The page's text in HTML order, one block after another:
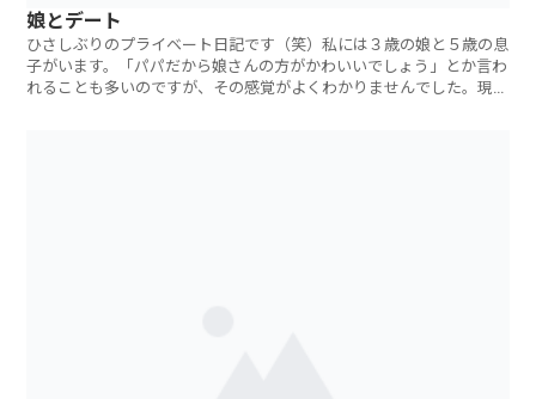
娘とデート
ひさしぶりのプライベート日記です（笑）私には３歳の娘と５歳の息
子がいます。「パパだから娘さんの方がかわいいでしょう」とか言わ
れることも多いのですが、その感覚がよくわかりませんでした。現段